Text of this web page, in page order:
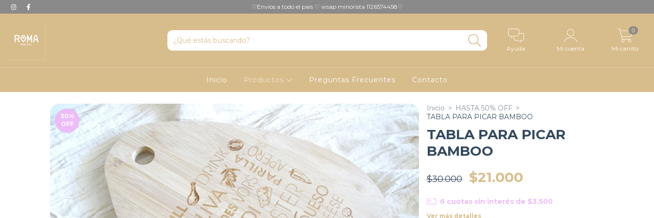
♡Envíos a todo el pais ♡ wsap minorista 1126574458♡
Ayuda Mi cuenta Mi carrito
0
Inicio Productos Preguntas Frecuentes Contacto
30%
OFF
Inicio > HASTA 50% OFF >
TABLA PARA PICAR BAMBOO
TABLA PARA PICAR
BAMBOO
$30.000 $21.000
6 cuotas sin interés de $3.500
Ver más detalles